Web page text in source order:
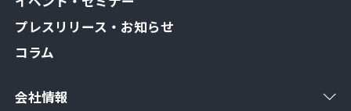
プレスリリース・お知らせ
コラム
会社情報